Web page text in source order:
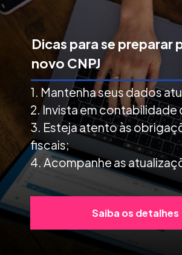
1. Mantenha seus dados
2. Invista em contabilidade
3. Esteja atento às
fiscais;
4. Acompanhe as
Saiba os detalhes
Dicas para se preparar
novo CNPJ